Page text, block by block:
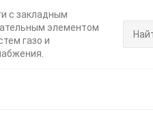
с закладным
элементом
газо и